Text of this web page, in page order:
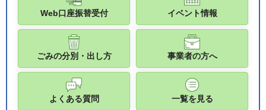
Web口座振替受付 イベント情報
ごみの分別・出し方 事業者の方へ
よくある質問 一覧を見る